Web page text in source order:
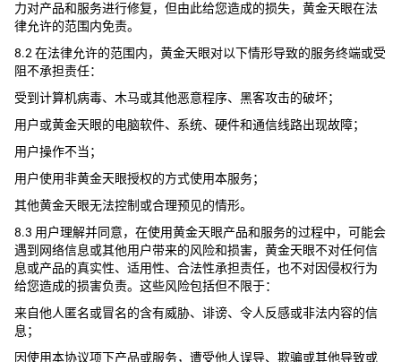
力对产品和服务进行修复，但由此给您造成的损失，黄金天眼在法
律允许的范围内免责。
8.2 在法律允许的范围内，黄金天眼对以下情形导致的服务终端或受
阻不承担责任：
受到计算机病毒、木马或其他恶意程序、黑客攻击的破坏；
用户或黄金天眼的电脑软件、系统、硬件和通信线路出现故障；
用户操作不当；
用户使用非黄金天眼授权的方式使用本服务；
其他黄金天眼无法控制或合理预见的情形。
8.3 用户理解并同意，在使用黄金天眼产品和服务的过程中，可能会
遇到网络信息或其他用户带来的风险和损害，黄金天眼不对任何信
息或产品的真实性、适用性、合法性承担责任，也不对因侵权行为
给您造成的损害负责。这些风险包括但不限于：
来自他人匿名或冒名的含有威胁、诽谤、令人反感或非法内容的信
息；
因使用本协议项下产品或服务，遭受他人误导、欺骗或其他导致或